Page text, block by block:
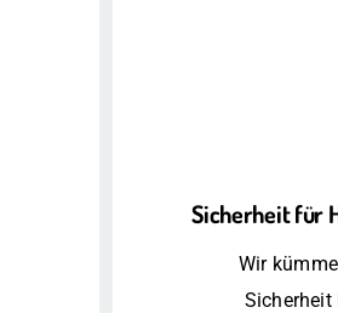
Sicherheit für
Wir
Sicherheit